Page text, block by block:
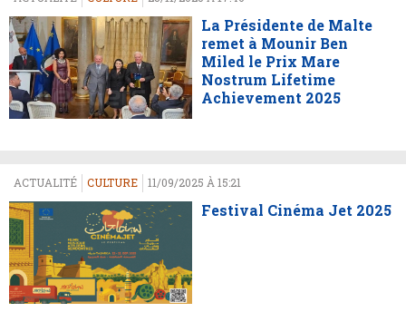
La Présidente de Malte
remet à Mounir Ben
Miled le Prix Mare
Nostrum Lifetime
Achievement 2025
ACTUALITÉ CULTURE 11/09/2025 À 15:21
Festival Cinéma Jet 2025